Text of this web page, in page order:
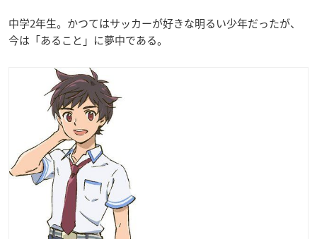
中学2年生。かつてはサッカーが好きな明るい少年だったが、
今は「あること」に夢中である。